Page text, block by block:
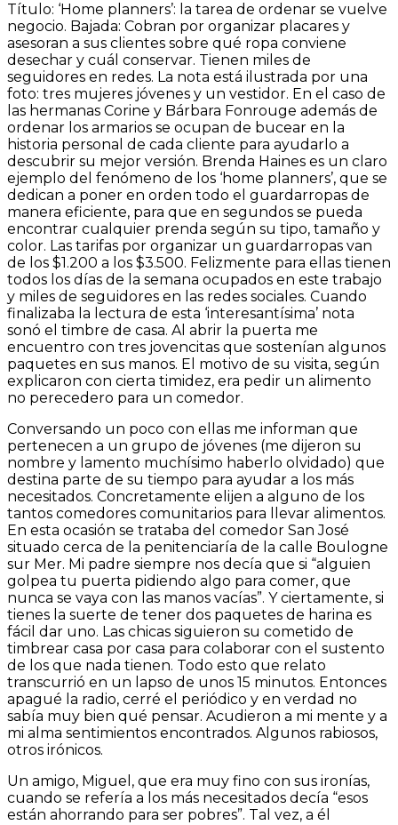
Título: ‘Home planners’: la tarea de ordenar se vuelve
negocio. Bajada: Cobran por organizar placares y
asesoran a sus clientes sobre qué ropa conviene
desechar y cuál conservar. Tienen miles de
seguidores en redes. La nota está ilustrada por una
foto: tres mujeres jóvenes y un vestidor. En el caso de
las hermanas Corine y Bárbara Fonrouge además de
ordenar los armarios se ocupan de bucear en la
historia personal de cada cliente para ayudarlo a
descubrir su mejor versión. Brenda Haines es un claro
ejemplo del fenómeno de los ‘home planners’, que se
dedican a poner en orden todo el guardarropas de
manera eficiente, para que en segundos se pueda
encontrar cualquier prenda según su tipo, tamaño y
color. Las tarifas por organizar un guardarropas van
de los $1.200 a los $3.500. Felizmente para ellas tienen
todos los días de la semana ocupados en este trabajo
y miles de seguidores en las redes sociales. Cuando
finalizaba la lectura de esta ‘interesantísima’ nota
sonó el timbre de casa. Al abrir la puerta me
encuentro con tres jovencitas que sostenían algunos
paquetes en sus manos. El motivo de su visita, según
explicaron con cierta timidez, era pedir un alimento
no perecedero para un comedor.
Conversando un poco con ellas me informan que
pertenecen a un grupo de jóvenes (me dijeron su
nombre y lamento muchísimo haberlo olvidado) que
destina parte de su tiempo para ayudar a los más
necesitados. Concretamente elijen a alguno de los
tantos comedores comunitarios para llevar alimentos.
En esta ocasión se trataba del comedor San José
situado cerca de la penitenciaría de la calle Boulogne
sur Mer. Mi padre siempre nos decía que si “alguien
golpea tu puerta pidiendo algo para comer, que
nunca se vaya con las manos vacías”. Y ciertamente, si
tienes la suerte de tener dos paquetes de harina es
fácil dar uno. Las chicas siguieron su cometido de
timbrear casa por casa para colaborar con el sustento
de los que nada tienen. Todo esto que relato
transcurrió en un lapso de unos 15 minutos. Entonces
apagué la radio, cerré el periódico y en verdad no
sabía muy bien qué pensar. Acudieron a mi mente y a
mi alma sentimientos encontrados. Algunos rabiosos,
otros irónicos.
Un amigo, Miguel, que era muy fino con sus ironías,
cuando se refería a los más necesitados decía “esos
están ahorrando para ser pobres”. Tal vez, a él